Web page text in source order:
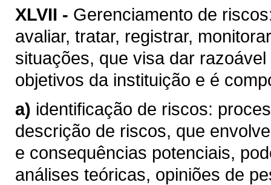
XLVII - Gerenciamento de
avaliar, tratar, registrar,
situações, que visa dar
objetivos da instituição e é
a) identificação de riscos:
descrição de riscos, que
e consequências potenciais,
análises teóricas, opiniões de